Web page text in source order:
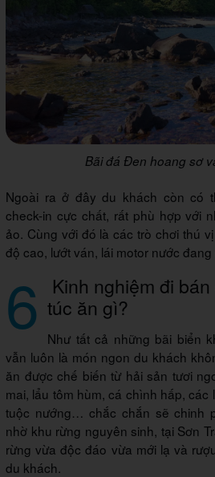
Bãi đá Đen hoang sơ
Ngoài ra ở đây du khách còn có
check-in cực chất, rất phù hợp với
ảo. Cùng với đó là các trò chơi thú
độ cao, lướt ván, lái motor nước
6 Kinh nghiệm đi
túc ăn gì?
Như tất cả những bãi biển
vẫn luôn là món ngon du khách
ăn được chế biến từ hải sản tươi
mai, lẩu tôm hùm, cá chình hấp, các
tuộc nướng… chắc chắn sẽ chinh
nhờ khu rừng nguyên sinh, tại Sơn
rừng vừa độc đáo vừa mới lạ và
du khách.